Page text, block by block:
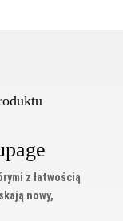
z łatwością
nowy,